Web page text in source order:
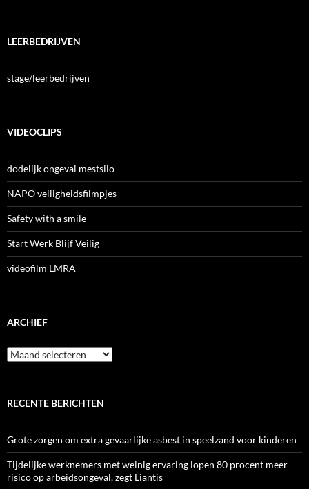
LEERBEDRIJVEN
stage/leerbedrijven
VIDEOCLIPS
dodelijk ongeval mestsilo
NAPO veiligheidsfilmpjes
Safety with a smile
Start Werk Blijf Veilig
videofilm LMRA
ARCHIEF
Archief
RECENTE BERICHTEN
Grote zorgen om extra gevaarlijke asbest in speelzand voor kinderen
Tijdelijke werknemers met weinig ervaring lopen 80 procent meer
risico op arbeidsongeval, zegt Liantis